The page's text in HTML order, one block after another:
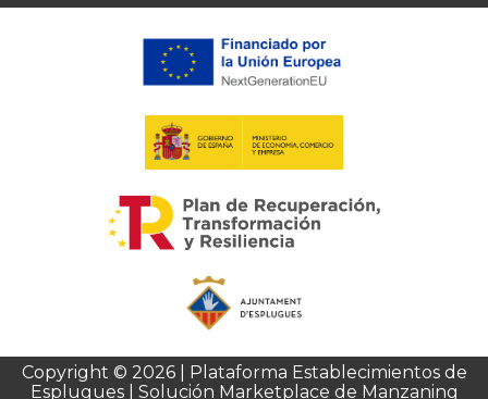
Copyright © 2026 | Plataforma Establecimientos de
Esplugues | Solución Marketplace de Manzaning